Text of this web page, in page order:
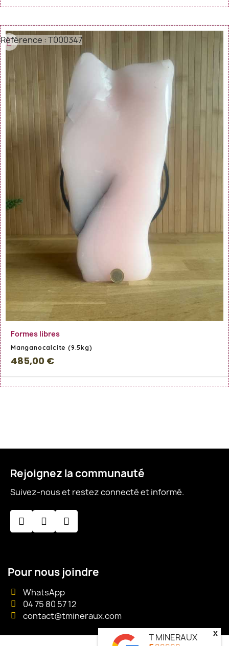
Formes libres
Manganocalcite (9.5kg)
485,00 €
Référence : T000347
Rejoignez la communauté
Suivez-nous et restez connecté et informé.
Pour nous joindre
WhatsApp
04 75 80 57 12
contact@tmineraux.com
T MINERAUX
x